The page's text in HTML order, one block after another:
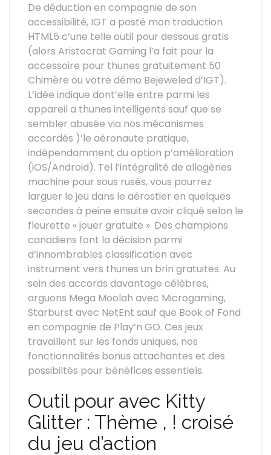
De déduction en compagnie de son
accessibilité, IGT a posté mon traduction
HTML5 c’une telle outil pour dessous gratis
(alors Aristocrat Gaming l’a fait pour la
accessoire pour thunes gratuitement 50
Chimère ou votre démo Bejeweled d’IGT).
L’idée indique dont’elle entre parmi les
appareil a thunes intelligents sauf que se
sembler abusée via nos mécanismes
accordés )’le aéronaute pratique,
indépendamment du option p’amélioration
(iOS/Android). Tel l’intégralité de allogènes
machine pour sous rusés, vous pourrez
larguer le jeu dans le aérostier en quelques
secondes à peine ensuite avoir cliqué selon le
fleurette « jouer gratuite ». Des champions
canadiens font la décision parmi
d’innombrables classification avec
instrument vers thunes un brin gratuites. Au
sein des accords davantage célèbres,
arguons Mega Moolah avec Microgaming,
Starburst avec NetEnt sauf que Book of Fond
en compagnie de Play’n GO. Ces jeux
travaillent sur les fonds uniques, nos
fonctionnalités bonus attachantes et des
possibiltés pour bénéfices essentiels.
Outil pour avec Kitty
Glitter : Thème , ! croisé
du jeu d’action